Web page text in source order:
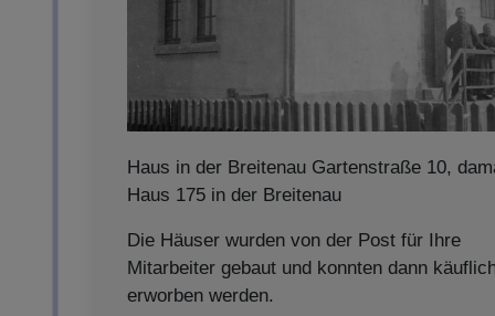
Haus in der Breitenau Gartenstraße 10,
Haus 175 in der Breitenau
Die Häuser wurden von der Post für Ihre
Mitarbeiter gebaut und konnten dann
erworben werden.